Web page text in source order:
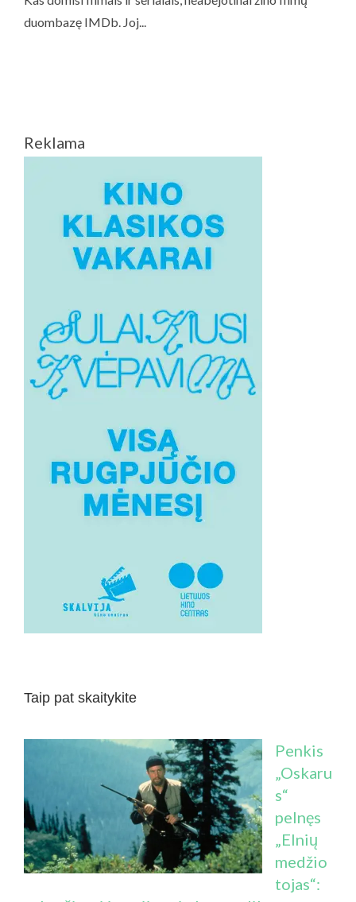
Reklama
Taip pat skaitykite
Penkis
„Oskaru
s“
pelnęs
„Elnių
medžio
tojas“: